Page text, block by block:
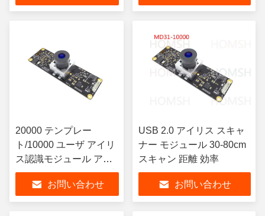
20000 テンプレー
ト/10000 ユーザ アイリ
ス認識モジュール アイ
リス認識モジュール
お問い合わせ
USB 2.0 アイリス スキャ
ナー モジュール 30-80cm
スキャン 距離 効率
お問い合わせ